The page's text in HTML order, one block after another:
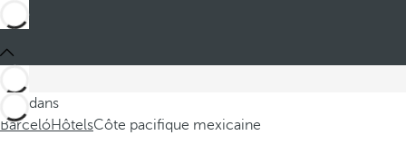
Ces dans
BarcelóHôtelsCôte pacifique mexicaine